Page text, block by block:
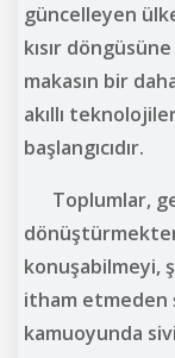
güncelleyen
kısır
makasın bir
akıllı
başlangıcıdır.
Toplumlar,
konuşabilmeyi,
itham etmeden
kamuoyunda